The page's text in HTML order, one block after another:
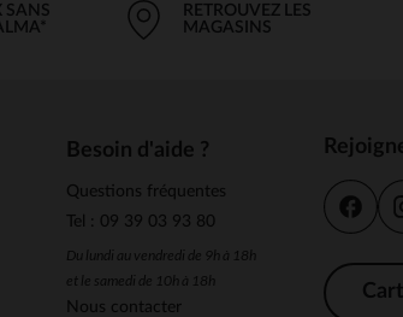
SANS
RETROUVEZ LES
MAGASINS
Besoin d'aide ?
Questions fréquentes
Tel : 09 39 03 93 80
Du lundi au vendredi de 9h à 18h
et le samedi de 10h à 18h
Nous contacter